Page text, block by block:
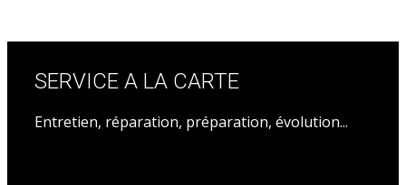
SERVICE A LA CARTE
Entretien, réparation, préparation, évolution...